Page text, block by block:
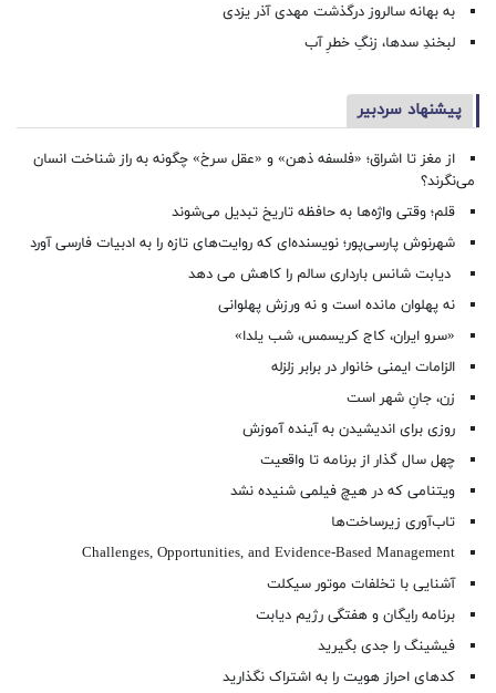
به بهانه سالروز درگذشت مهدی آذر یزدی
لبخندِ سدها، زنگِ خطرِ آب
پیشنهاد سردبیر
از مغز تا اشراق؛ «فلسفه ذهن» و «عقل سرخ» چگونه به راز شناخت انسان
می‌نگرند؟
قلم؛ وقتی واژه‌ها به حافظه تاریخ تبدیل می‌شوند
شهرنوش پارسی‌پور؛ نویسنده‌ای که روایت‌های تازه را به ادبیات فارسی آورد
دیابت شانس بارداری سالم را کاهش می دهد
نه پهلوان مانده است و نه ورزش پهلوانی
«سرو ایران، کاج کریسمس، شب یلدا»
الزامات ایمنی خانوار در برابر زلزله
زن، جانِ شهر است
روزی برای اندیشیدن به آینده آموزش
چهل سال گذار از برنامه تا واقعیت
ویتنامی که در هیچ فیلمی شنیده نشد
تاب‌آوری زیرساخت‌ها
Challenges, Opportunities, and Evidence-Based Management
آشنایی با تخلفات موتور سیکلت
برنامه رایگان و هفتگی رژیم دیابت
فیشینگ را جدی بگیرید
کدهای احراز هویت را به اشتراک نگذارید